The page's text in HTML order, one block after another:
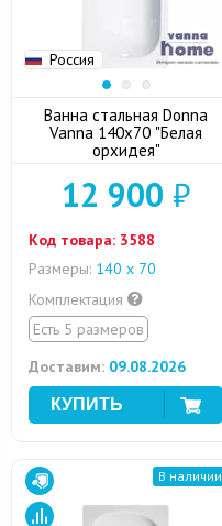
Россия
Ванна стальная Donna
Vanna 140x70 "Белая
орхидея"
12 900 ₽
Код товара: 3588
Размеры: 140 х 70
Комплектация
Есть 5 размеров
Доставим: 09.08.2026
В наличии